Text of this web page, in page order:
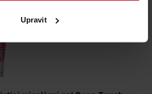
Upravit